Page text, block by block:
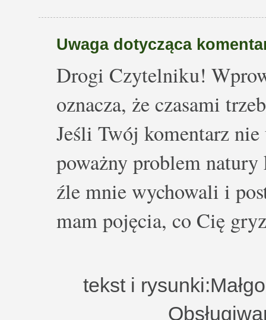
Uwaga dotycząca
Drogi Czytelniku!
oznacza, że czasami
Jeśli Twój komentarz nie
poważny problem
źle mnie wychowali i
mam pojęcia, co Cię
tekst i